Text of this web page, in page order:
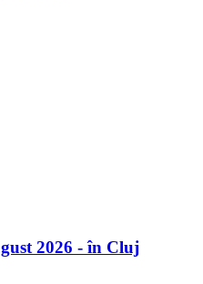
2026 - în Cluj